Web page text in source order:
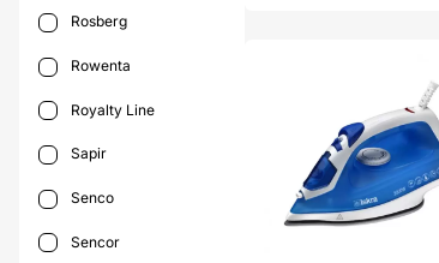
Rosberg
Rowenta
Royalty Line
Sapir
Senco
Sencor